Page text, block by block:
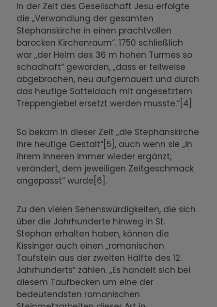
In der Zeit des Gesellschaft Jesu erfolgte
die „Verwandlung der gesamten
Stephanskirche in einen prachtvollen
barocken Kirchenraum“. 1750 schließlich
war „der Helm des 36 m hohen Turmes so
schadhaft“ geworden, „dass er teilweise
abgebrochen, neu aufgemauert und durch
das heutige Satteldach mit angesetztem
Treppengiebel ersetzt werden musste.“[4]
So bekam in dieser Zeit „die Stephanskirche
ihre heutige Gestalt“[5], auch wenn sie „in
ihrem Inneren immer wieder ergänzt,
verändert, dem jeweiligen Zeitgeschmack
angepasst“ wurde[6].
Zu den vielen Sehenswürdigkeiten, die sich
über die Jahrhunderte hinweg in St.
Stephan erhalten haben, können die
Kissinger auch einen „romanischen
Taufstein aus der zweiten Hälfte des 12.
Jahrhunderts“ zählen. „Es handelt sich bei
diesem Taufbecken um eine der
bedeutendsten romanischen